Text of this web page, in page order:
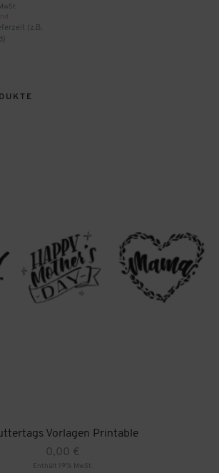
(z.B.
Vorlagen Printable
0,00 €
Enthält 19% MwSt.